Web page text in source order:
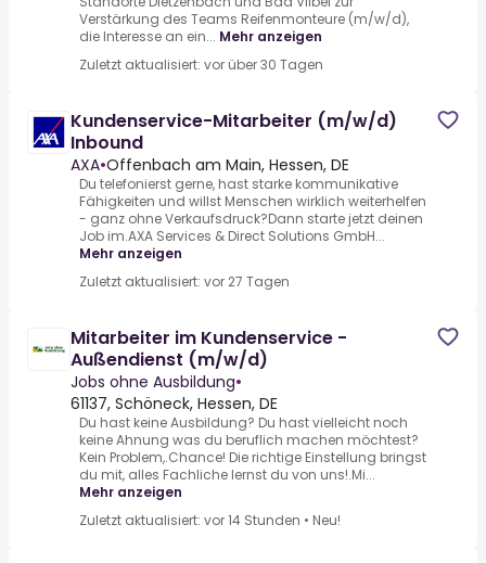
Verstärkung des Teams Reifenmonteure (m/w/d),
die Interesse an ein... Mehr anzeigen
Zuletzt aktualisiert: vor über 30 Tagen
Kundenservice-Mitarbeiter (m/w/d)
Inbound
AXA•Offenbach am Main, Hessen, DE
Du telefonierst gerne, hast starke kommunikative
Fähigkeiten und willst Menschen wirklich weiterhelfen
- ganz ohne Verkaufsdruck?Dann starte jetzt deinen
Job im.AXA Services & Direct Solutions GmbH...
Mehr anzeigen
Zuletzt aktualisiert: vor 27 Tagen
Mitarbeiter im Kundenservice -
Außendienst (m/w/d)
Jobs ohne Ausbildung•
61137, Schöneck, Hessen, DE
Du hast keine Ausbildung? Du hast vielleicht noch
keine Ahnung was du beruflich machen möchtest?
Kein Problem,.Chance! Die richtige Einstellung bringst
du mit, alles Fachliche lernst du von uns!.Mi...
Mehr anzeigen
Zuletzt aktualisiert: vor 14 Stunden • Neu!